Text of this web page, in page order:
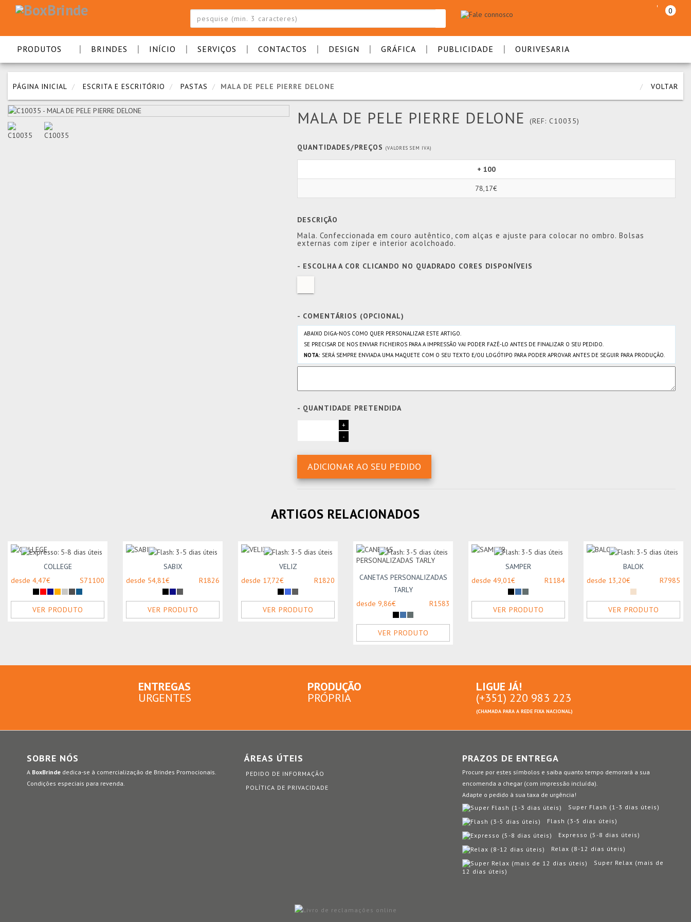
0
PRODUTOS | BRINDES | INÍCIO | SERVIÇOS | CONTACTOS | DESIGN | GRÁFICA | PUBLICIDADE | OURIVESARIA
PÁGINA INICIAL ESCRITA E ESCRITÓRIO PASTAS MALA DE PELE PIERRE DELONE VOLTAR
MALA DE PELE PIERRE DELONE (REF: C10035)
QUANTIDADES/PREÇOS (VALORES SEM IVA)
+ 100
78,17€
DESCRIÇÃO
Mala. Confeccionada em couro autêntico, com alças e ajuste para colocar no ombro. Bolsas
externas com zíper e interior acolchoado.
- ESCOLHA A COR CLICANDO NO QUADRADO CORES DISPONÍVEIS
- COMENTÁRIOS (OPCIONAL)
ABAIXO DIGA-NOS COMO QUER PERSONALIZAR ESTE ARTIGO.
SE PRECISAR DE NOS ENVIAR FICHEIROS PARA A IMPRESSÃO VAI PODER FAZÊ-LO ANTES DE FINALIZAR O SEU PEDIDO.
NOTA: SERÁ SEMPRE ENVIADA UMA MAQUETE COM O SEU TEXTO E/OU LOGÓTIPO PARA PODER APROVAR ANTES DE SEGUIR PARA PRODUÇÃO.
- QUANTIDADE PRETENDIDA
+
-
ADICIONAR AO SEU PEDIDO
ARTIGOS RELACIONADOS
COLLEGE
desde 4,47€
S71100
VER PRODUTO
SABIX
desde 54,81€
R1826
VER PRODUTO
VELIZ
desde 17,72€
R1820
VER PRODUTO
CANETAS PERSONALIZADAS
TARLY
desde 9,86€
R1583
VER PRODUTO
SAMPER
desde 49,01€
R1184
VER PRODUTO
BALOK
desde 13,20€
R7985
VER PRODUTO
ENTREGAS
URGENTES
PRODUÇÃO
PRÓPRIA
LIGUE JÁ!
(+351) 220 983 223
(CHAMADA PARA A REDE FIXA NACIONAL)
SOBRE NÓS
A BoxBrinde dedica-se à comercialização de Brindes Promocionais.
Condições especiais para revenda.
ÁREAS ÚTEIS
PEDIDO DE INFORMAÇÃO
POLÍTICA DE PRIVACIDADE
PRAZOS DE ENTREGA
Procure por estes símbolos e saiba quanto tempo demorará a sua
encomenda a chegar (com impressão incluída).
Adapte o pedido à sua taxa de urgência!
Super Flash (1-3 dias úteis)
Flash (3-5 dias úteis)
Expresso (5-8 dias úteis)
Relax (8-12 dias úteis)
Super Relax (mais de
12 dias úteis)